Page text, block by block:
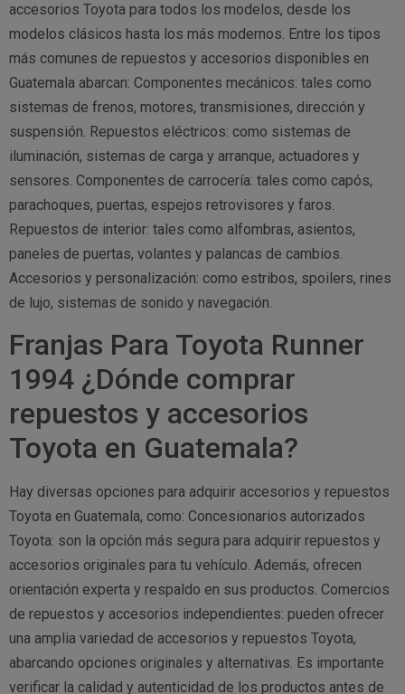
accesorios Toyota para todos los modelos, desde los
modelos clásicos hasta los más modernos. Entre los tipos
más comunes de repuestos y accesorios disponibles en
Guatemala abarcan: Componentes mecánicos: tales como
sistemas de frenos, motores, transmisiones, dirección y
suspensión. Repuestos eléctricos: como sistemas de
iluminación, sistemas de carga y arranque, actuadores y
sensores. Componentes de carrocería: tales como capós,
parachoques, puertas, espejos retrovisores y faros.
Repuestos de interior: tales como alfombras, asientos,
paneles de puertas, volantes y palancas de cambios.
Accesorios y personalización: como estribos, spoilers, rines
de lujo, sistemas de sonido y navegación.
Franjas Para Toyota Runner
1994 ¿Dónde comprar
repuestos y accesorios
Toyota en Guatemala?
Hay diversas opciones para adquirir accesorios y repuestos
Toyota en Guatemala, como: Concesionarios autorizados
Toyota: son la opción más segura para adquirir repuestos y
accesorios originales para tu vehículo. Además, ofrecen
orientación experta y respaldo en sus productos. Comercios
de repuestos y accesorios independientes: pueden ofrecer
una amplia variedad de accesorios y repuestos Toyota,
abarcando opciones originales y alternativas. Es importante
verificar la calidad y autenticidad de los productos antes de